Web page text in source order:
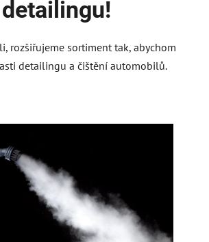
rozšiřujeme sortiment tak, abychom
detailingu a čištění automobilů.